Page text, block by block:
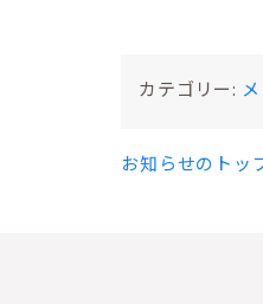
カテゴリー:
お知らせのトッ